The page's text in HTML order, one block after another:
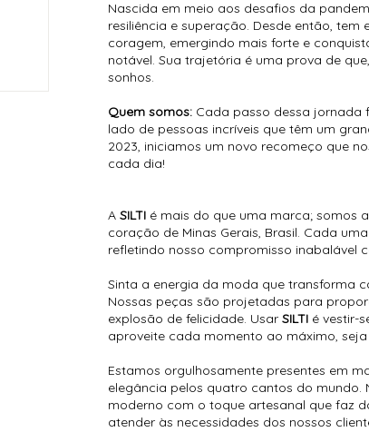
SHORT
Nascida em meio aos desafios da
resiliência e superação. Desde então,
coragem, emergindo mais forte e
notável. Sua trajetória é uma prova de
sonhos.
Quem somos: Cada passo dessa jornada
lado de pessoas incríveis que têm um
2023, iniciamos um novo recomeço que
cada dia!
A SILTI é mais do que uma marca; somos
coração de Minas Gerais, Brasil. Cada
refletindo nosso compromisso inabalável
Sinta a energia da moda que transforma
Nossas peças são projetadas para
explosão de felicidade. Usar SILTI é vestir-
aproveite cada momento ao máximo,
Estamos orgulhosamente presentes em
elegância pelos quatro cantos do mundo.
moderno com o toque artesanal que faz
atender às necessidades dos nossos